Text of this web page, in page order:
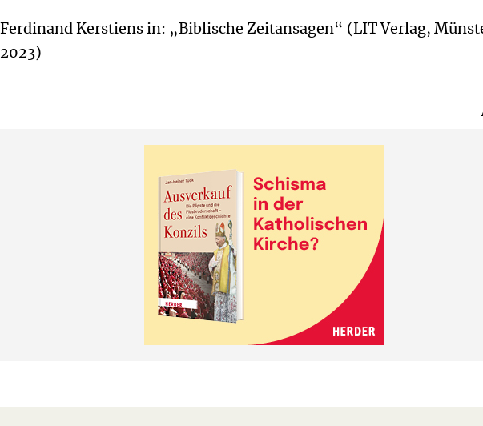
Ferdinand Kerstiens in: „Biblische Zeitansagen“ (LIT Verlag,
2023)